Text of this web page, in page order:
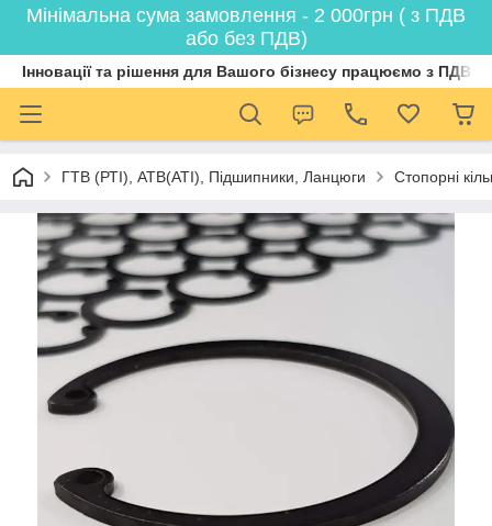
Мінімальна сума замовлення - 2 000грн ( з ПДВ
або без ПДВ)
Інновації та рішення для Вашого бізнесу працюємо з ПДВ
ГТВ (РТI), АТВ(АТI), Пiдшипники, Ланцюги Стопорні